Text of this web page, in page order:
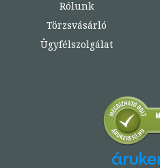
Rólunk
Törzsvásárló
Ügyfélszolgálat